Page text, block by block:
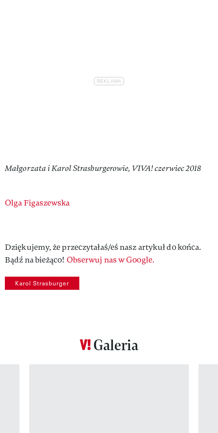
Małgorzata i Karol Strasburgerowie, VIVA! czerwiec 2018
Authors
Olga Figaszewska
Dziękujemy, że przeczytałaś/eś nasz artykuł do końca.
Bądź na bieżąco! Obserwuj nas w Google.
Karol Strasburger
Galeria